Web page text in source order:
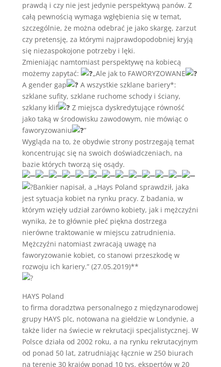
prawdą i czy nie jest jedynie perspektywą panów. Z
całą pewnością wymaga wgłębienia się w temat,
szczególnie, że można odebrać je jako skargę, zarzut
czy pretensję, za którymi najprawdopodobniej kryją
się niezaspokojone potrzeby i lęki.
Zmieniając namtomiast perspektywę na kobiecą
możemy zapytać:
„Ale jak to FAWORYZOWANE
A gender gap
A wszystkie szklane bariery*:
szklane sufity, szklane ruchome schody i ściany,
szklany klif
Z miejsca dyskredytujące równość
jako taką w środowisku zawodowym, nie mówiąc o
faworyzowaniu
”
Wygląda na to, że obydwie strony postrzegają temat
koncentrując się na swoich doświadczeniach, na
bazie których tworzą się osądy.
Bankier napisał, a „Hays Poland sprawdził, jaka
jest sytuacja kobiet na rynku pracy. Z badania, w
którym wzięły udział zarówno kobiety, jak i mężczyźni
wynika, że to głównie płeć piękna dostrzega
nierówne traktowanie w miejscu zatrudnienia.
Mężczyźni natomiast zwracają uwagę na
faworyzowanie kobiet, co stanowi przeszkodę w
rozwoju ich kariery.” (27.05.2019)**
HAYS Poland
to firma doradztwa personalnego z międzynarodowej
grupy HAYS plc, notowana na giełdzie w Londynie, a
także lider na świecie w rekrutacji specjalistycznej. W
Polsce działa od 2002 roku, a na rynku rekrutacyjnym
od ponad 50 lat, zatrudniając łącznie w 250 biurach
na terenie 30 krajów ponad 10 tys. ekspertów w 20